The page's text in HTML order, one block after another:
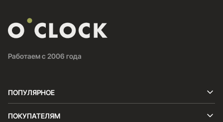
Работаем с 2006 года
ПОПУЛЯРНОЕ
ПОКУПАТЕЛЯМ